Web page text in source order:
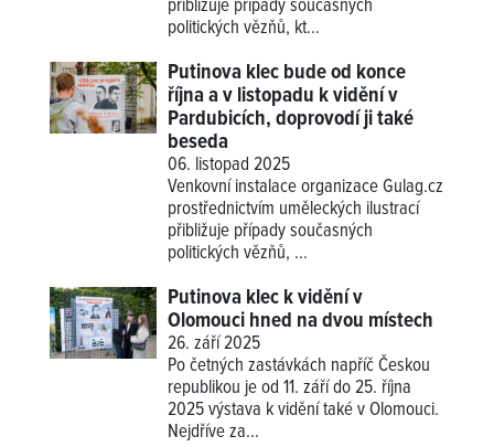
přibližuje případy současných
politických vězňů, kt...
Putinova klec bude od konce
října a v listopadu k vidění v
Pardubicích, doprovodí ji také
beseda
06. listopad 2025
Venkovní instalace organizace Gulag.cz
prostřednictvím uměleckých ilustrací
přibližuje případy současných
politických vězňů, ...
Putinova klec k vidění v
Olomouci hned na dvou místech
26. září 2025
Po četných zastávkách napříč Českou
republikou je od 11. září do 25. října
2025 výstava k vidění také v Olomouci.
Nejdříve za...